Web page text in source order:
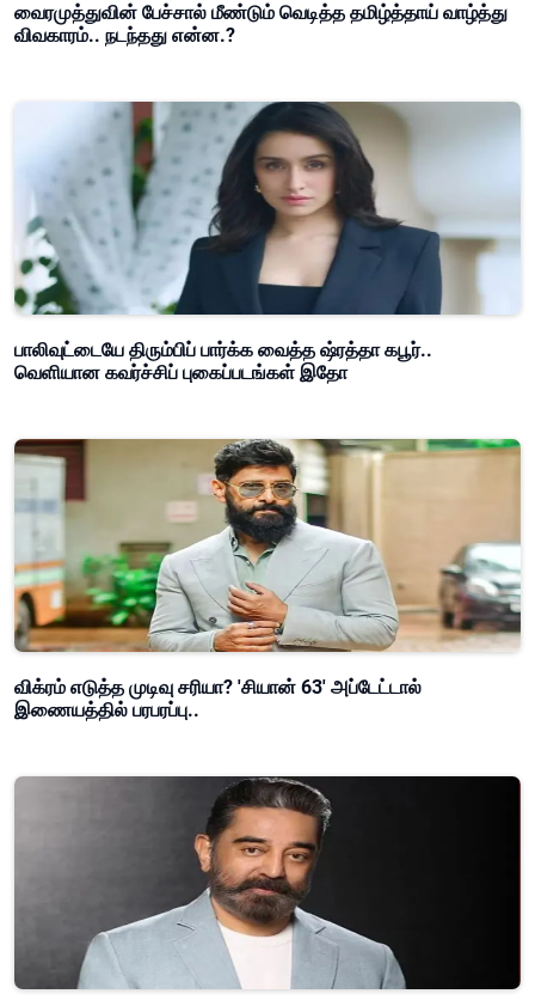
வைரமுத்துவின் பேச்சால் மீண்டும் வெடித்த தமிழ்த்தாய் வாழ்த்து
விவகாரம்.. நடந்தது என்ன.?
பாலிவுட்டையே திரும்பிப் பார்க்க வைத்த ஷ்ரத்தா கபூர்..
வெளியான கவர்ச்சிப் புகைப்படங்கள் இதோ
விக்ரம் எடுத்த முடிவு சரியா? 'சியான் 63' அப்டேட்டால்
இணையத்தில் பரபரப்பு..